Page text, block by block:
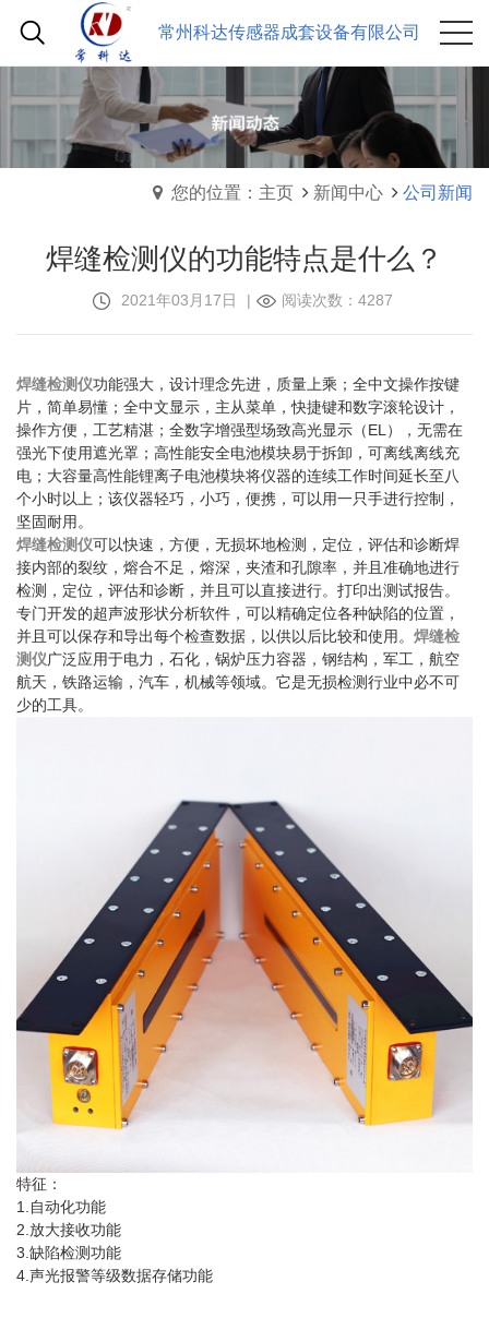
常州科达传感器成套设备有限公司
您的位置：主页 新闻中心 公司新闻
焊缝检测仪的功能特点是什么？
2021年03月17日 | 阅读次数：4287
焊缝检测仪功能强大，设计理念先进，质量上乘；全中文操作按键
片，简单易懂；全中文显示，主从菜单，快捷键和数字滚轮设计，
操作方便，工艺精湛；全数字增强型场致高光显示（EL），无需在
强光下使用遮光罩；高性能安全电池模块易于拆卸，可离线离线充
电；大容量高性能锂离子电池模块将仪器的连续工作时间延长至八
个小时以上；该仪器轻巧，小巧，便携，可以用一只手进行控制，
坚固耐用。
焊缝检测仪可以快速，方便，无损坏地检测，定位，评估和诊断焊
接内部的裂纹，熔合不足，熔深，夹渣和孔隙率，并且准确地进行
检测，定位，评估和诊断，并且可以直接进行。打印出测试报告。
专门开发的超声波形状分析软件，可以精确定位各种缺陷的位置，
并且可以保存和导出每个检查数据，以供以后比较和使用。 焊缝检
测仪广泛应用于电力，石化，锅炉压力容器，钢结构，军工，航空
航天，铁路运输，汽车，机械等领域。它是无损检测行业中必不可
少的工具。
特征：
1.自动化功能
2.放大接收功能
3.缺陷检测功能
4.声光报警等级数据存储功能